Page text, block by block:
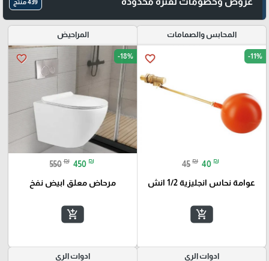
439 منتج
المحابس والصمامات
favorite_border -11%
45 ₪ 40 ₪
عوامة نحاس انجليزية 1/2 انش
add_shopping_cart
المراحيض
favorite_border -18%
550 ₪ 450 ₪
مرحاض معلق ابيض نفخ
add_shopping_cart
ادوات الري ادوات الري